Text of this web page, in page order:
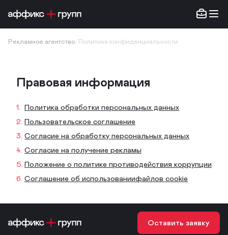
Рекламное агентство Политика конфиденциальности
Правовая информация
Политика обработки персональных данных
Пользовательское соглашение
Согласие на обработку персональных данных
Согласие на получение рекламы
Положение о политике противодействия коррупции
Соглашение об использованиифайлов cookie
Оставить заявку